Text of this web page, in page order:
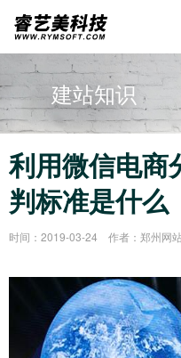
建站知识
利用微信电商
判标准是什么
时间：2019-03-24 作者：郑州网